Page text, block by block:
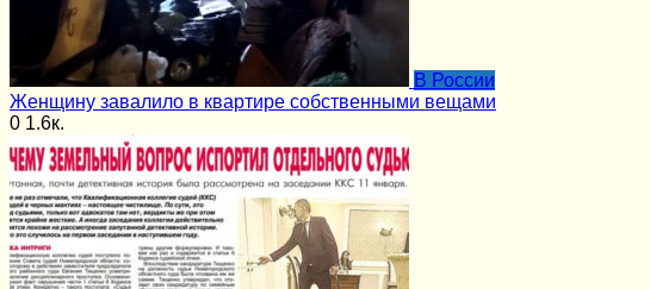
В России
Женщину завалило в квартире собственными вещами
0 1.6к.